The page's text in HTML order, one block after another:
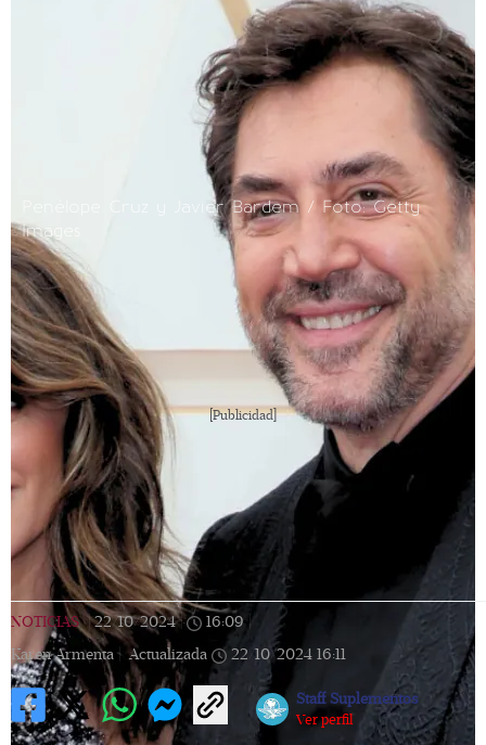
Penélope Cruz y Javier Bardem / Foto: Getty
Images
[Publicidad]
NOTICIAS | 22/10/2024 | 16:09 |
Karen Armenta | Actualizada 22/10/2024 16:11
Staff Suplementos
Ver perfil